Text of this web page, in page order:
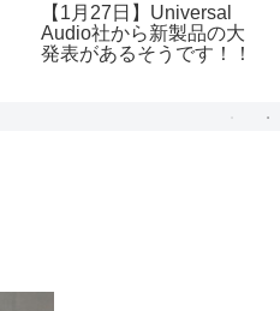
【1月27日】Universal
Audio社から新製品の大
発表があるそうです！！